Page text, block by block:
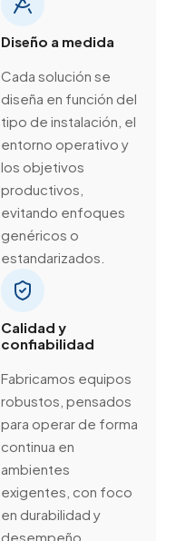
Diseño a medida
Cada solución se
diseña en función del
tipo de instalación, el
entorno operativo y
los objetivos
productivos,
evitando enfoques
genéricos o
estandarizados.
Calidad y
confiabilidad
Fabricamos equipos
robustos, pensados
para operar de forma
continua en
ambientes
exigentes, con foco
en durabilidad y
desempeño